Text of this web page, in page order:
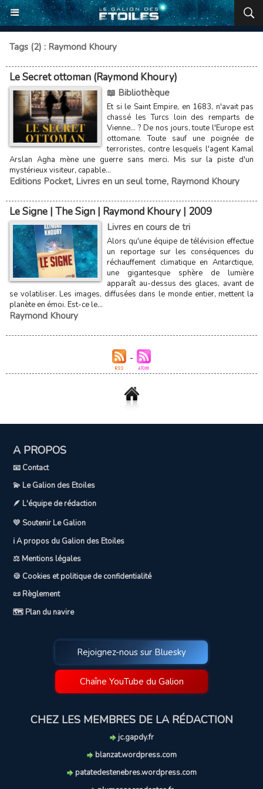
Tags (2) : Raymond Khoury
Le Secret ottoman (Raymond Khoury)
📖 Bibliothèque
Et si le Saint Empire, en 1683, n'avait pas
chassé les Turcs loin des remparts de
Vienne... ? De nos jours, toute l'Europe est
ottomane. Toute sauf une poignée de
terroristes, contre lesquels l'agent Kamal
Arslan Agha mène une guerre sans merci. Mis sur la piste d'un
mystérieux visiteur, capable...
Editions Pocket, Livres en un seul tome, Raymond Khoury
Le Signe | The Sign | Raymond Khoury | 2009
Livres en cours de tri
Alors qu'une équipe de télévision effectue
un reportage sur les conséquences du
réchauffement climatique en Antarctique,
une gigantesque sphère de lumière
apparaît au-dessus des glaces, avant de
se volatiliser. Les images, diffusées dans le monde entier, mettent la
planète en émoi. Est-ce le...
Raymond Khoury
A PROPOS
📧 Contact
💫 Le Galion des Etoiles
🪶 L'équipe de rédaction
💛 Soutenir Le Galion
ℹ️ A propos du Galion des Etoiles
⚖️ Mentions légales
🍪 Cookies et politique de confidentialité
📜 Règlement
🗺️ Plan du navire
Rejoignez-nous sur Bluesky
Chaîne YouTube du Galion
CHEZ LES MEMBRES DE LA RÉDACTION
jc.gapdy.fr
blanzat.wordpress.com
patatedestenebres.wordpress.com